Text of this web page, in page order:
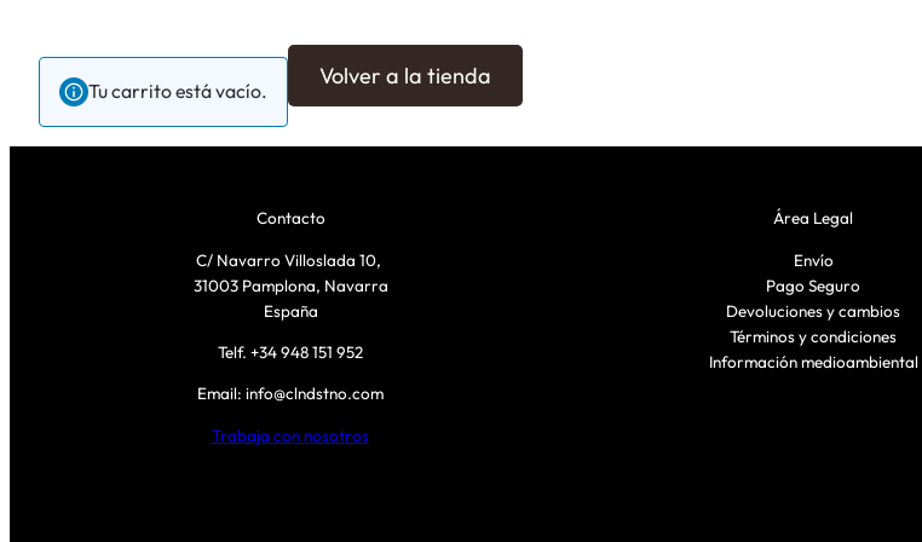
Tu carrito está vacío.
Volver a la tienda
Contacto
C/ Navarro Villoslada 10,
31003 Pamplona, Navarra
España
Telf. +34 948 151 952
Email: info@clndstno.com
Trabaja con nosotros
Área Legal
Envío
Pago Seguro
Devoluciones y cambios
Términos y condiciones
Información medioambiental